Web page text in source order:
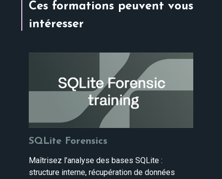
Ces formations peuvent vous
intéresser
SQLite Forensics
Maîtrisez l’analyse des bases SQLite :
structure interne, récupération de données